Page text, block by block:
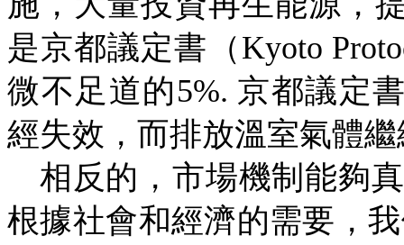
是京都議定書（Kyoto
微不足道的5%. 京都議定
經失效，而排放溫室氣體
相反的，市場機制能夠
根據社會和經濟的需要，